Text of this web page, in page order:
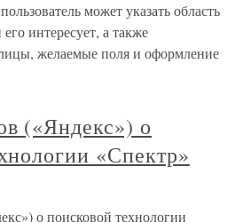
может указать область
интересует, а также
желаемые поля и оформление
(«Яндекс») о
«Спектр»
о поисковой технологии